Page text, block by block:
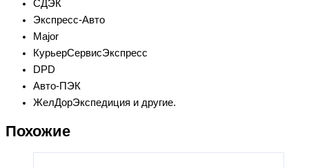
СДЭК
Экспресс-Авто
Major
КурьерСервисЭкспресс
DPD
Авто-ПЭК
ЖелДорЭкспедиция и другие.
Похожие